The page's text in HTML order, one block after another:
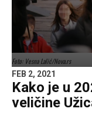
Foto: Vesna Lalić/Nova.rs
FEB 2, 2021
Kako je u
veličine